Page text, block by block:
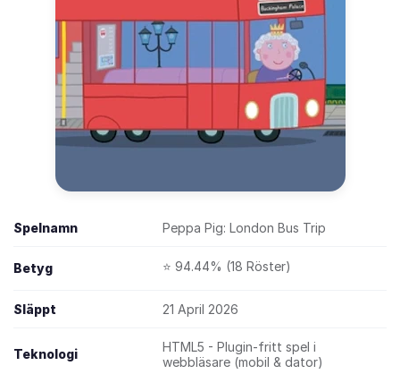
Spelnamn Peppa Pig: London Bus Trip
Betyg ⭐ 94.44% (18 Röster)
Släppt 21 April 2026
Teknologi
HTML5 - Plugin-fritt spel i
webbläsare (mobil & dator)